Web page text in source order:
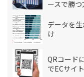
ースで勝つ
データを
け
QRコード
でECサイ